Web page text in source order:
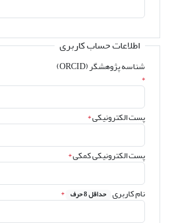
اطلاعات حساب کاربری
شناسه پژوهشگر (ORCID)
*
پست الکترونیکی*
پست الکترونیکی کمکی*
نام کاربری حداقل 8 حرف *